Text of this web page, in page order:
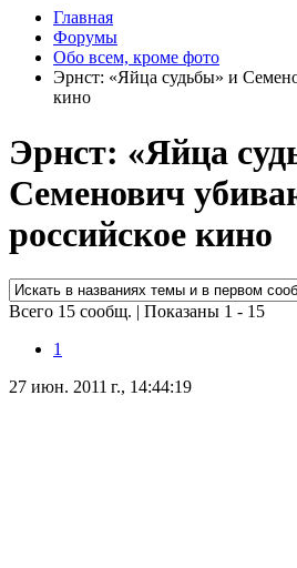
Главная
Форумы
Обо всем, кроме фото
Эрнст: «Яйца судьбы» и
кино
Эрнст: «Яйца
Семенович
российское кино
Всего 15 сообщ. | Показаны 1 - 15
1
27 июн. 2011 г., 14:44:19